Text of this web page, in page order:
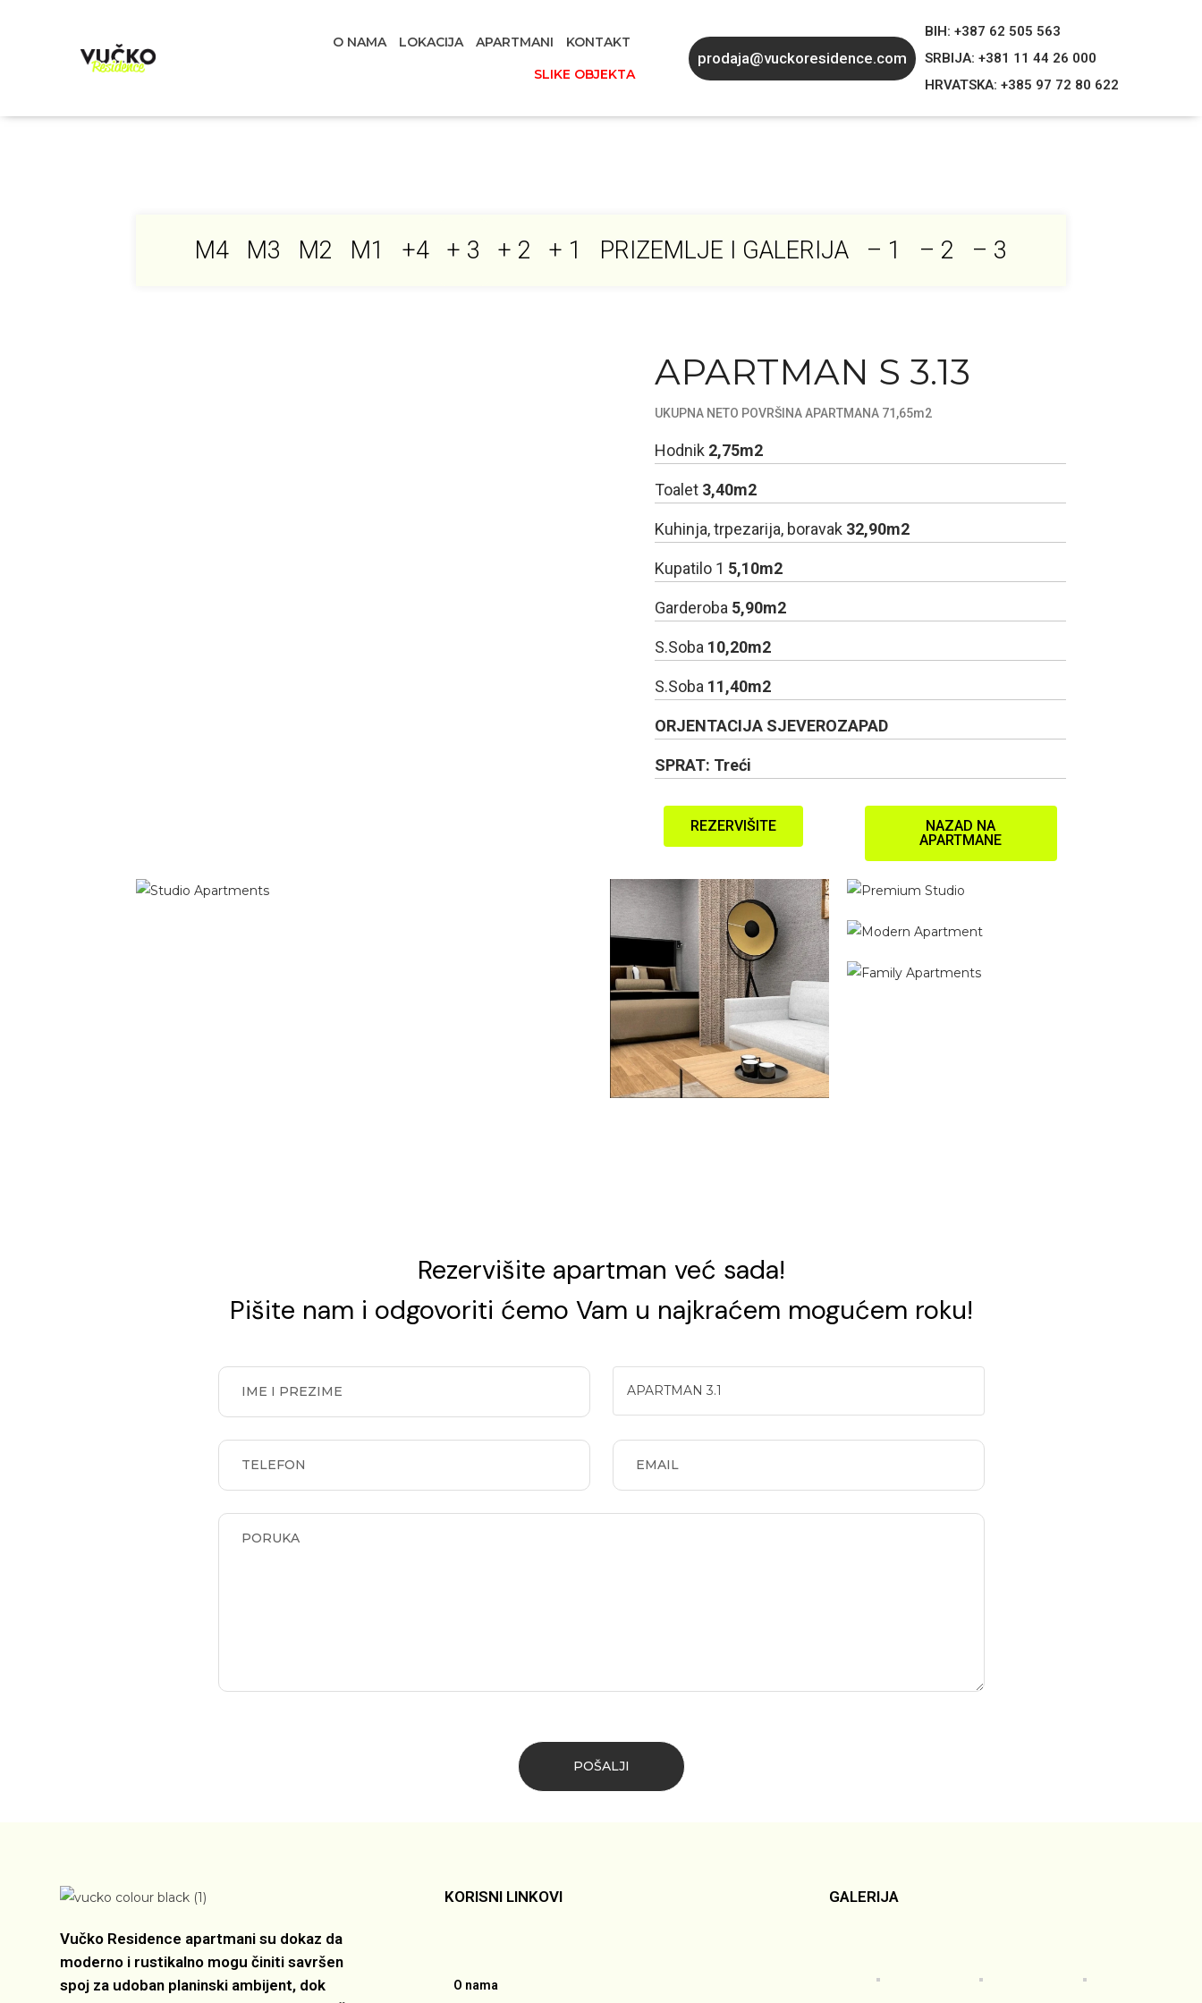
O NAMA LOKACIJA APARTMANI
KONTAKT
SLIKE OBJEKTA
prodaja@vuckoresidence.com
BIH: +387 62 505 563
SRBIJA: +381 11 44 26 000
HRVATSKA: +385 97 72 80 622
M4 M3 M2 M1 +4 + 3 + 2 + 1 PRIZEMLJE I GALERIJA – 1 – 2 – 3
APARTMAN S 3.13
UKUPNA NETO POVRŠINA APARTMANA 71,65m2
Hodnik 2,75m2
Toalet 3,40m2
Kuhinja, trpezarija, boravak 32,90m2
Kupatilo 1 5,10m2
Garderoba 5,90m2
S.Soba 10,20m2
S.Soba 11,40m2
ORJENTACIJA SJEVEROZAPAD
SPRAT: Treći
REZERVIŠITE
NAZAD NA
APARTMANE
Rezervišite apartman već sada!
Pišite nam i odgovoriti ćemo Vam u najkraćem mogućem roku!
Vučko Residence apartmani su dokaz da
moderno i rustikalno mogu činiti savršen
spoj za udoban planinski ambijent, dok
KORISNI LINKOVI
O nama
GALERIJA